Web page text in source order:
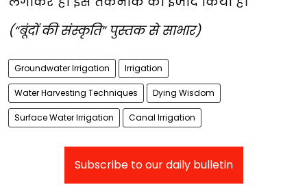
(“बूंदों की संस्कृति” पुस्तक से साभार)
Groundwater Irrigation Irrigation
Water Harvesting Techniques Dying Wisdom
Surface Water Irrigation Canal Irrigation
Subscribe to our daily bulletin